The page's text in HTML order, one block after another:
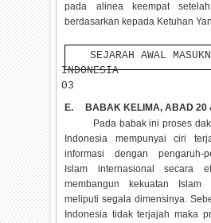
pada alinea keempat
berdasarkan kepada Ketuhan
SEJARAH AWAL
03
E.
BABAK KELIMA, ABAD 20
Pada babak ini proses
Indonesia mempunyai ciri
informasi dengan pengaruh-
Islam internasional secara
membangun kekuatan
meliputi segala dimensinya.
Indonesia tidak terjajah maka